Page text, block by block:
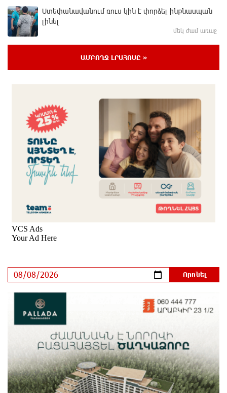
Ստեփանավանում ռուս կին է փորձել ինքնասպան
լինել
մեկ ժամ առաջ
ԵԱՏՄ֊ն չի ուզում, որ իր միջոցներով զարգանա
Հայաստանի տնտեսությունը ու հետո գնա ԵՄ.
ԱՄՆ վերաքննիչ դատարանը արգելափակել է
Թրամփի 400 միլիոն դոլար արժողությամբ
Սպիտակ տան պարահանդեսային դահլիճի
նախագիծը
մեկ ժամ առաջ
Կաթողիկոսի նկատմամբ իրականացվող
հետևանք է. Հանրային Դաշինք
միայն ՀՀ քաղաքացին. Աննա Կոստանյան
մեկ ժամ առաջ
Փրկարարները հայտանաբերել են մոլորված
զբոսաշրջիկներին
ԼՀԿ-ն պահանջում է դադարեցնել Գարեգին Բ-ի և
եպիսկոպոսների դեմ քրեական հետապնդումը
34 րոպե առաջ
ԱՄԲՈՂՋ ԼՐԱՀՈՍԸ »